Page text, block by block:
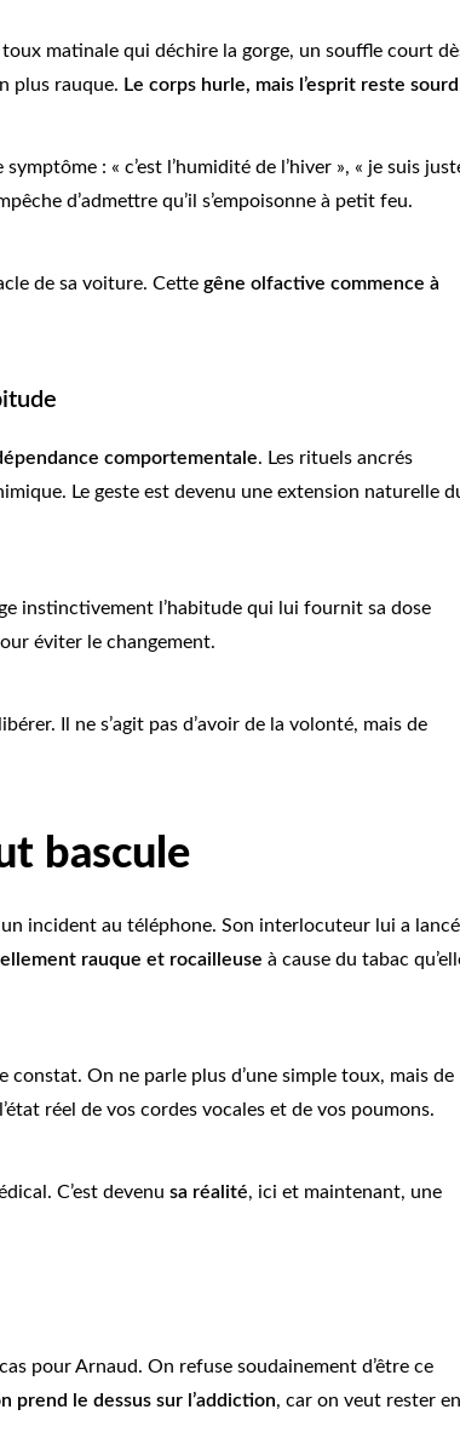
matinale qui déchire la gorge, un souffle court
plus rauque. Le corps hurle, mais l’esprit reste sourd
: « c’est l’humidité de l’hiver », « je suis
d’admettre qu’il s’empoisonne à petit feu.
de sa voiture. Cette gêne olfactive commence à
comportementale. Les rituels ancrés
Le geste est devenu une extension naturelle
instinctivement l’habitude qui lui fournit sa dose
éviter le changement.
Il ne s’agit pas d’avoir de la volonté, mais de
bascule
incident au téléphone. Son interlocuteur lui a lancé
rauque et rocailleuse à cause du tabac
On ne parle plus d’une simple toux, mais de
réel de vos cordes vocales et de vos poumons.
C’est devenu sa réalité, ici et maintenant, une
pour Arnaud. On refuse soudainement d’être ce
prend le dessus sur l’addiction, car on veut rester en